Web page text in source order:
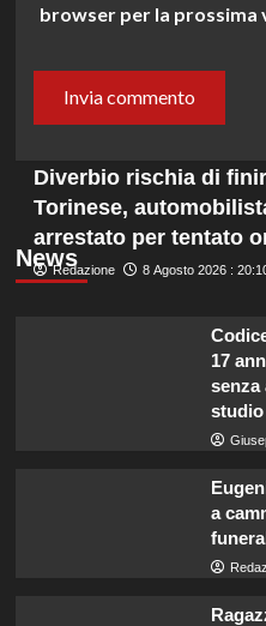
browser per la prossima
News
Diverbio rischia di
Torinese,
arrestato per tentato
Redazione 8 Agosto 2026 :
17
senza
studio
a